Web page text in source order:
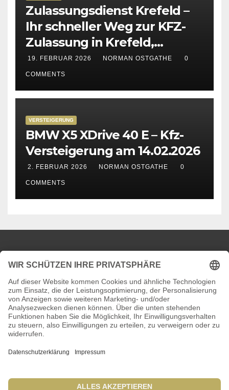
Zulassungsdienst Krefeld –
Ihr schneller Weg zur KFZ-
Zulassung in Krefeld,
Kempen & Viersen
19. FEBRUAR 2026 NORMAN OSTGATHE 0
COMMENTS
VERSTEIGERUNG
BMW X5 XDrive 40 E – Kfz-
Versteigerung am 14.02.2026
2. FEBRUAR 2026 NORMAN OSTGATHE 0
COMMENTS
News aus dem KFZ-Pfandleihhaus